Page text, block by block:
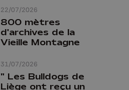
22/07/2026
cyclo-piétonnes
Avroy et
Guillemins...
31/07/2026
800 mètres
d'archives de la
Vieille Montagne
" Les Bulldogs de
Liège ont reçu un